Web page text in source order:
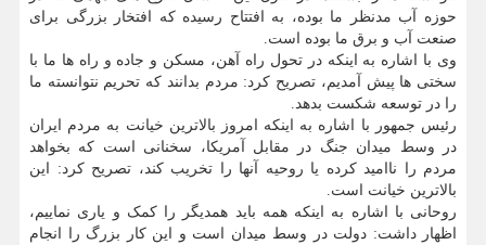
حوزه آب مدنظر ما بوده، به افتتاح رسیده که افتخار بزرگی برای
صنعت آب و برق ما بوده است.
وی با اشاره به اینکه در تحول راه آهن، مسکن و جاده و راه ها ما با
سختی ها پیش آمدیم، تصریح کرد: مردم بدانند که تحریم نتوانسته ما
را در توسعه شکست بدهد.
رئیس جمهور با اشاره به اینکه امروز بالاترین خیانت به مردم ایران
در وسط میدان جنگ در مقابل آمریکا، سخنانی است که بخواهد
مردم را ناامید کرده یا روحیه آنها را تخریب کند، تصریح کرد: این
بالاترین خیانت است.
روحانی با اشاره به اینکه همه باید همدیگر را کمک و یاری نماییم،
اظهار داشت: دولت در وسط میدان است و این کار بزرگ را انجام